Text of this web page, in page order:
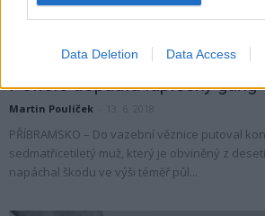
Data Deletion Data Access
Policie dopadla lupičský gang
Martin Poulíček
PŘÍBRAMSKO – Do vazební věznice putoval
sedmatřicetiletý muž, který je obviněný z
napáchal škodu ve výši téměř půl...